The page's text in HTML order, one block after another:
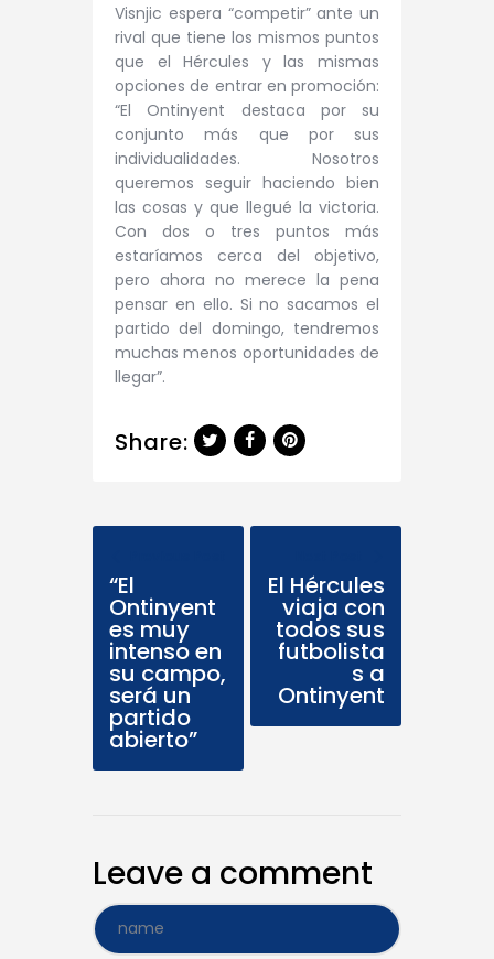
Visnjic espera “competir” ante un
rival que tiene los mismos puntos
que el Hércules y las mismas
opciones de entrar en promoción:
“El Ontinyent destaca por su
conjunto más que por sus
individualidades. Nosotros
queremos seguir haciendo bien
las cosas y que llegué la victoria.
Con dos o tres puntos más
estaríamos cerca del objetivo,
pero ahora no merece la pena
pensar en ello. Si no sacamos el
partido del domingo, tendremos
muchas menos oportunidades de
llegar”.
Share:
“El
Ontinyent
es muy
intenso en
su campo,
será un
partido
abierto”
El Hércules
viaja con
todos sus
futbolista
s a
Ontinyent
Leave a comment